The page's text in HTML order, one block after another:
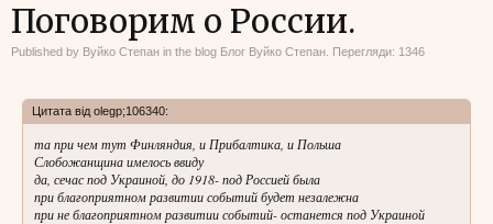
Поговорим о России.
Published by Вуйко Степан in the blog Блог Вуйко Степан . Перегляди: 1346
Цитата від olegp;106340:
та при чем тут Финляндия, и Прибалтика, и Польша
Слобожанщина имелось ввиду
да, сечас под Украиной, до 1918- под Россией была
при благоприятном развитии событий будет незалежна
при не благоприятном развитии событий- останется под Украиной